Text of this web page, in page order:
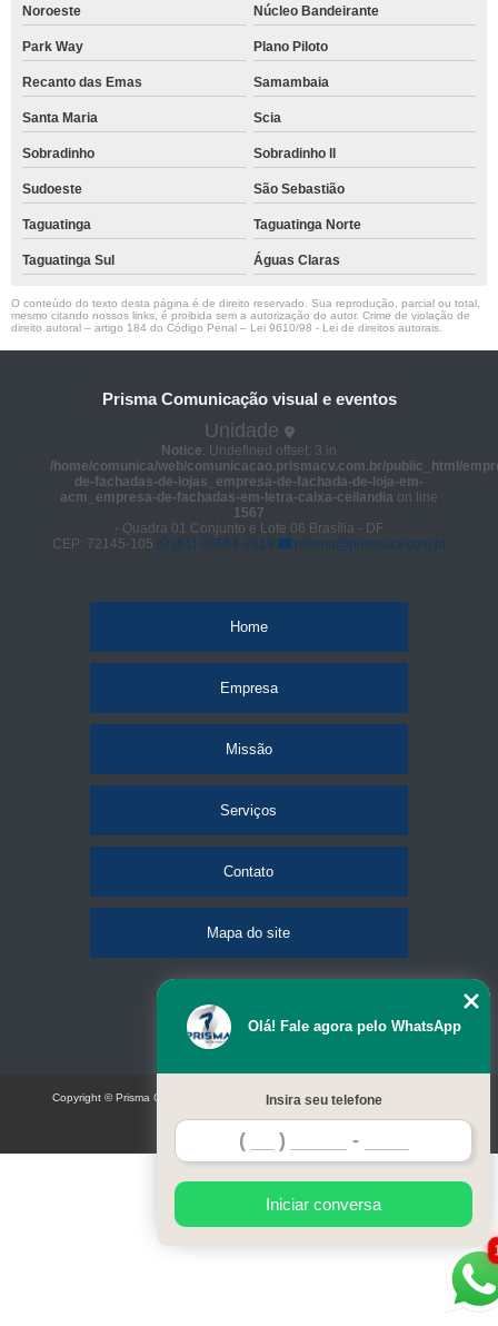
Noroeste Núcleo Bandeirante
Park Way Plano Piloto
Recanto das Emas Samambaia
Santa Maria Scia
Sobradinho Sobradinho ll
Sudoeste São Sebastião
Taguatinga Taguatinga Norte
Taguatinga Sul Águas Claras
O conteúdo do texto desta página é de direito reservado. Sua reprodução, parcial ou total,
mesmo citando nossos links, é proibida sem a autorização do autor. Crime de violação de
direito autoral – artigo 184 do Código Penal – Lei 9610/98 - Lei de direitos autorais
Prisma Comunicação visual e eventos
Unidade
Notice: Undefined offset: 3 in
/home/comunica/web/comunicacao.prismacv.com.br/public_html/
de-fachadas-de-lojas_empresa-de-fachada-de-loja-em-
acm_empresa-de-fachadas-em-letra-caixa-ceilandia on line
1567
- Quadra 01 Conjunto e Lote 06 Brasília - DF
CEP: 72145-105
(61) 98664-2818 prisma@prismacv.com.br
Home
Empresa
Missão
Serviços
Contato
Mapa do site
Olá! Fale agora pelo WhatsApp
Insira seu telefone
Iniciar conversa
Copyright © Prisma Comunicação visual e eventos (Lei 9610 de 19/02/1998)
W3C